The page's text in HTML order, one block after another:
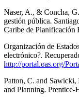
Naser, A., & Concha,
gestión pública.
Caribe de Planificación
Organización de
electrónico?.
http://portal.oas.org/
Patton, C. and
and Planning. Prentice-